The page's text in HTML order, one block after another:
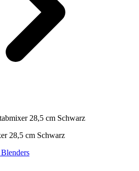
28,5 cm Schwarz
28,5 cm Schwarz